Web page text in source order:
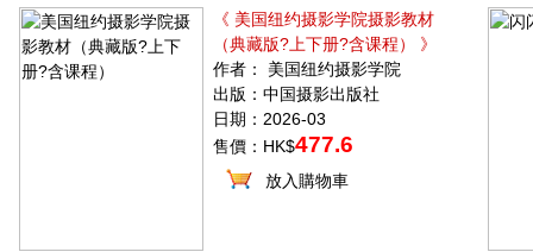
《 美国纽约摄影学院摄影教材
（典藏版?上下册?含课程） 》
作者： 美国纽约摄影学院
出版：中国摄影出版社
日期：2026-03
售價：HK$477.6
放入購物車